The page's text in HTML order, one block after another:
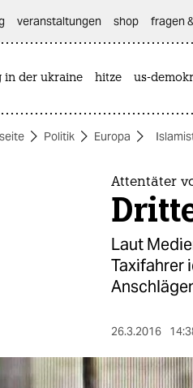
veranstaltungen shop fragen
in der ukraine hitze us-
Politik Europa
Attentäter
Laut
Taxifahrer
26.3.2016